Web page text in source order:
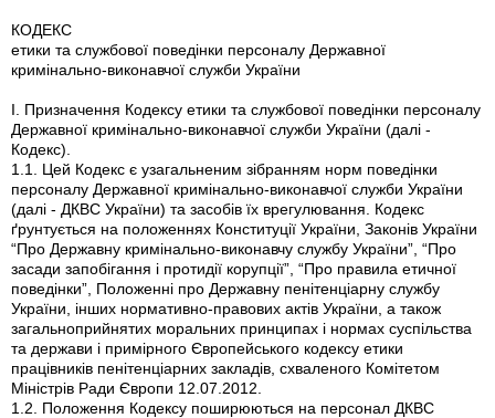
КОДЕКС
етики та службової поведінки персоналу Державної
кримінально-виконавчої служби України
І. Призначення Кодексу етики та службової поведінки персоналу
Державної кримінально-виконавчої служби України (далі -
Кодекс).
1.1. Цей Кодекс є узагальненим зібранням норм поведінки
персоналу Державної кримінально-виконавчої служби України
(далі - ДКВС України) та засобів їх врегулювання. Кодекс
ґрунтується на положеннях Конституції України, Законів України
“Про Державну кримінально-виконавчу службу України”, “Про
засади запобігання і протидії корупції”, “Про правила етичної
поведінки”, Положенні про Державну пенітенціарну службу
України, інших нормативно-правових актів України, а також
загальноприйнятих моральних принципах і нормах суспільства
та держави і примірного Європейського кодексу етики
працівників пенітенціарних закладів, схваленого Комітетом
Міністрів Ради Європи 12.07.2012.
1.2. Положення Кодексу поширюються на персонал ДКВС